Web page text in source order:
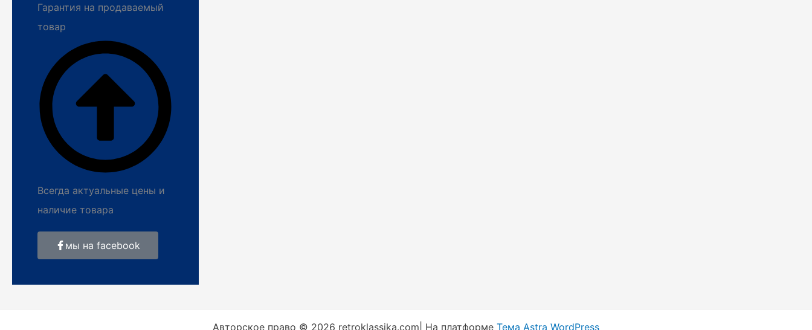
Гарантия на продаваемый
товар
Всегда актуальные цены и
наличие товара
мы на facebook
Авторское право © 2026 retroklassika.com| На платформе Тема Astra WordPress